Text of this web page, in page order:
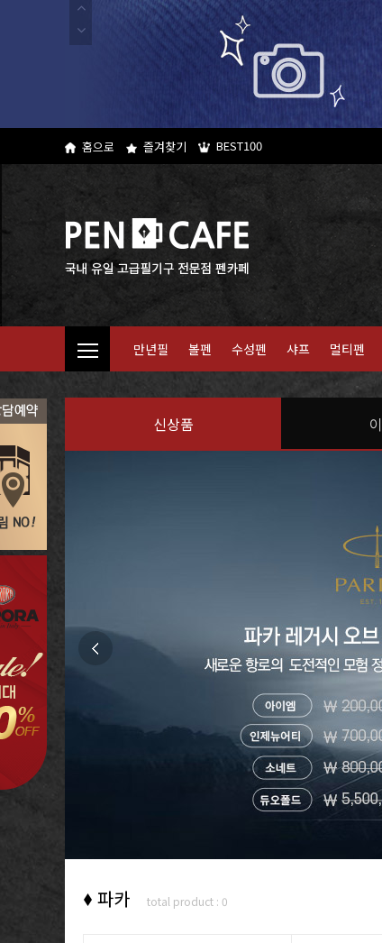
홈으로 즐겨찾기 BEST100
만년필 볼펜 수성펜 샤프 멀티펜
신상품
파카 total product : 0